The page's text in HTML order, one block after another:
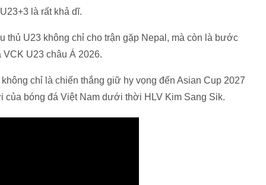
là rất khả dĩ.
U23 không chỉ cho trận gặp Nepal, mà còn là bước
U23 châu Á 2026.
chỉ là chiến thắng giữ hy vọng đến Asian Cup 2027
của bóng đá Việt Nam dưới thời HLV Kim Sang Sik.